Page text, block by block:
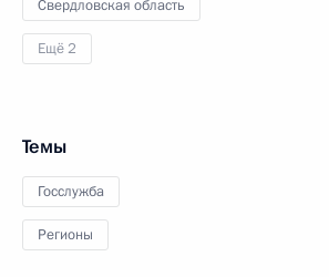
Свердловская область
Ещё 2
Темы
Госслужба
Регионы